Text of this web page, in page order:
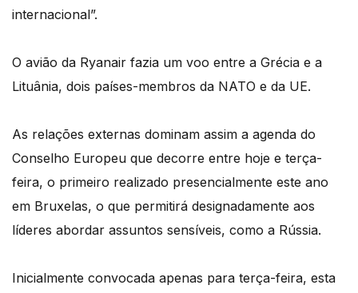
internacional”.
O avião da Ryanair fazia um voo entre a Grécia e a
Lituânia, dois países-membros da NATO e da UE.
As relações externas dominam assim a agenda do
Conselho Europeu que decorre entre hoje e terça-
feira, o primeiro realizado presencialmente este ano
em Bruxelas, o que permitirá designadamente aos
líderes abordar assuntos sensíveis, como a Rússia.
Inicialmente convocada apenas para terça-feira, esta